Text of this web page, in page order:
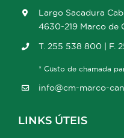
Largo Sacadura
4630-219 Marco de
T. 255 538 800 | F.
* Custo de chamada
info@cm-marco-
LINKS ÚTEIS